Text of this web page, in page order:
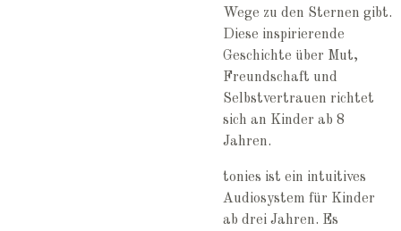
Wege zu den Sternen gibt.
Diese inspirierende
Geschichte über Mut,
Freundschaft und
Selbstvertrauen richtet
sich an Kinder ab 8
Jahren.
tonies ist ein intuitives
Audiosystem für Kinder
ab drei Jahren. Es